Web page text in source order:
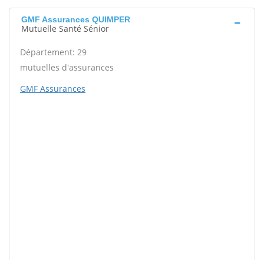
GMF Assurances QUIMPER
Mutuelle Santé Sénior
Département: 29
mutuelles d'assurances
GMF Assurances